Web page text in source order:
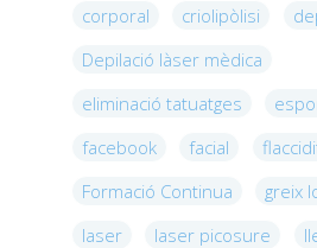
corporal
criolipòlisi
Depilació làser mèdica
eliminació tatuatges
facebook
facial
Formació Continua
greix
laser
laser picosure